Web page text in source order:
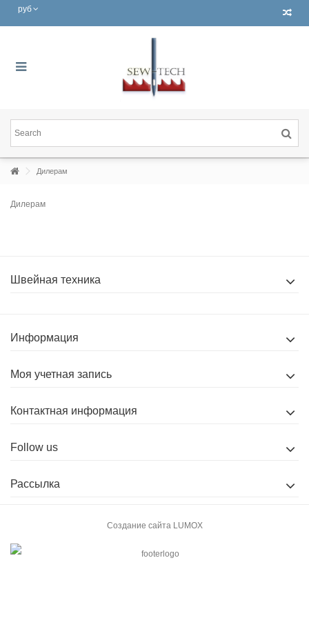
руб
Дилерам
Дилерам
Швейная техника
Информация
Моя учетная запись
Контактная информация
Follow us
Рассылка
Создание сайта LUMOX